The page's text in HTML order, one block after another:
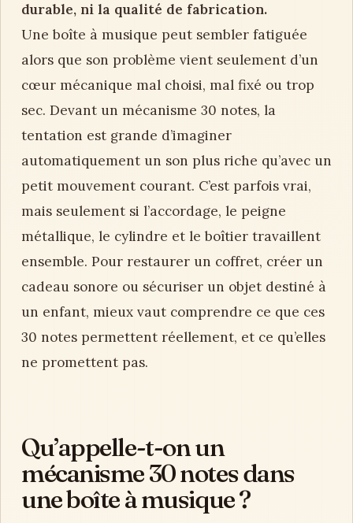
durable, ni la qualité de fabrication.
Une boîte à musique peut sembler fatiguée
alors que son problème vient seulement d’un
cœur mécanique mal choisi, mal fixé ou trop
sec. Devant un mécanisme 30 notes, la
tentation est grande d’imaginer
automatiquement un son plus riche qu’avec un
petit mouvement courant. C’est parfois vrai,
mais seulement si l’accordage, le peigne
métallique, le cylindre et le boîtier travaillent
ensemble. Pour restaurer un coffret, créer un
cadeau sonore ou sécuriser un objet destiné à
un enfant, mieux vaut comprendre ce que ces
30 notes permettent réellement, et ce qu’elles
ne promettent pas.
Qu’appelle-t-on un
mécanisme 30 notes dans
une boîte à musique ?